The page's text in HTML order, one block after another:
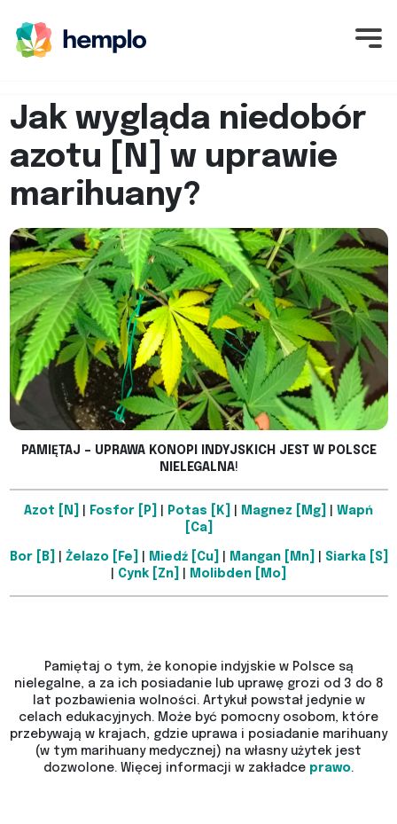
Jak wygląda niedobór
azotu [N] w uprawie
marihuany?
PAMIĘTAJ – UPRAWA KONOPI INDYJSKICH JEST W POLSCE
NIELEGALNA!
Azot [N] Fosfor [P] Potas [K] Magnez [Mg]
Wapń
[Ca]
Bor [B] Żelazo [Fe] Miedź [Cu] Mangan [Mn]
Siarka [S]
Cynk [Zn] Molibden [Mo]
Pamiętaj o tym, że konopie indyjskie w Polsce są
nielegalne, a za ich posiadanie lub uprawę grozi od 3 do 8
lat pozbawienia wolności. Artykuł powstał jedynie w
celach edukacyjnych. Może być pomocny osobom, które
przebywają w krajach, gdzie uprawa i posiadanie marihuany
(w tym marihuany medycznej) na własny użytek jest
dozwolone. Więcej informacji w zakładce prawo.